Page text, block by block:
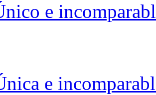
e
e